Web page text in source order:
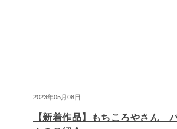
2023年05月08日
【新着作品】もちころやさん